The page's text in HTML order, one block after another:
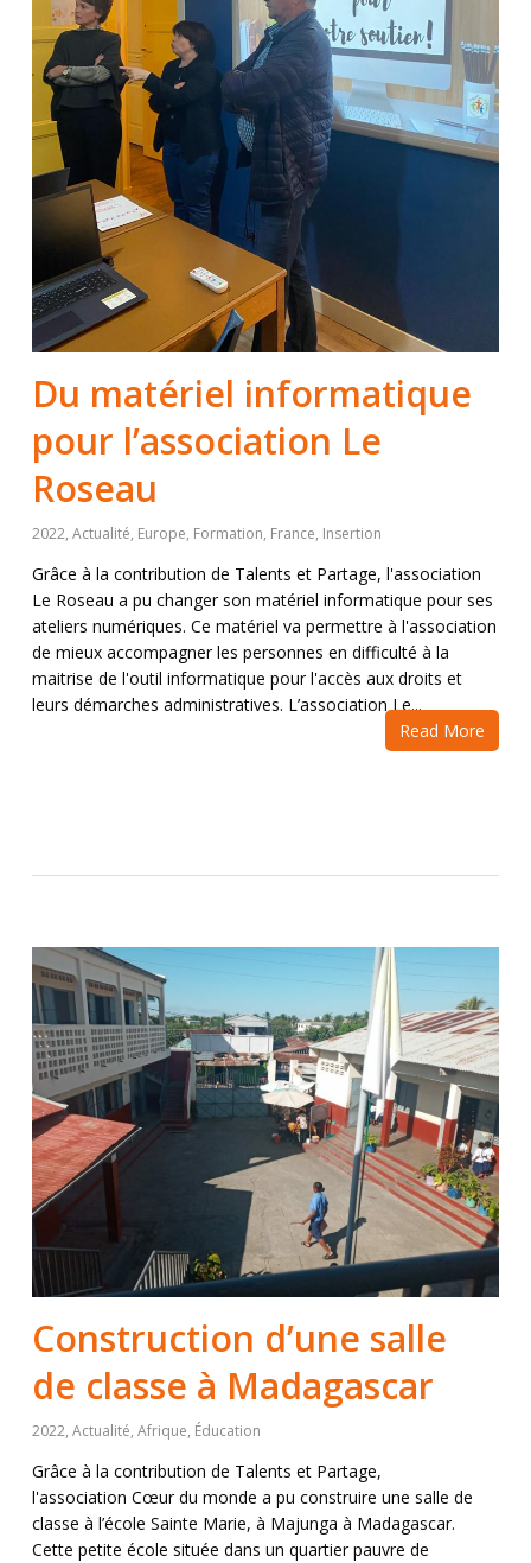
Du matériel informatique
pour l’association Le
Roseau
2022, Actualité, Europe, Formation, France, Insertion
Grâce à la contribution de Talents et Partage, l'association
Le Roseau a pu changer son matériel informatique pour ses
ateliers numériques. Ce matériel va permettre à l'association
de mieux accompagner les personnes en difficulté à la
maitrise de l'outil informatique pour l'accès aux droits et
leurs démarches administratives. L’association Le...
Read More
Construction d’une salle
de classe à Madagascar
2022, Actualité, Afrique, Éducation
Grâce à la contribution de Talents et Partage,
l'association Cœur du monde a pu construire une salle de
classe à l’école Sainte Marie, à Majunga à Madagascar.
Cette petite école située dans un quartier pauvre de